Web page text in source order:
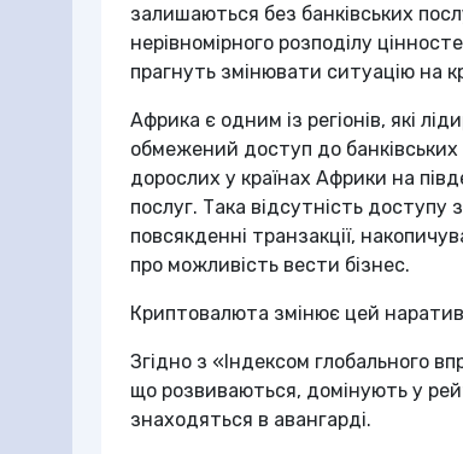
залишаються без банківських
нерівномірного розподілу
прагнуть змінювати ситуацію на
Африка є одним із регіонів, які
обмежений доступ до банківських
дорослих у країнах Африки на
послуг. Така відсутність
повсякденні транзакції,
про можливість вести бізнес.
Криптовалюта змінює цей
Згідно з «Індексом глобального
що розвиваються, домінують у
знаходяться в авангарді.